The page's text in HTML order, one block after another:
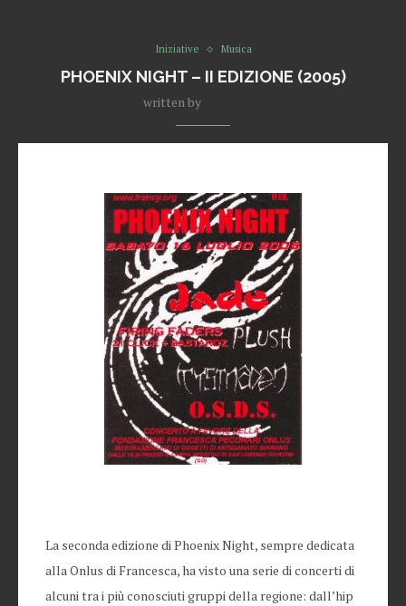
Iniziative Musica
PHOENIX NIGHT – II EDIZIONE (2005)
written by
La seconda edizione di Phoenix Night, sempre dedicata
alla Onlus di Francesca, ha visto una serie di concerti di
alcuni tra i più conosciuti gruppi della regione: dall’hip